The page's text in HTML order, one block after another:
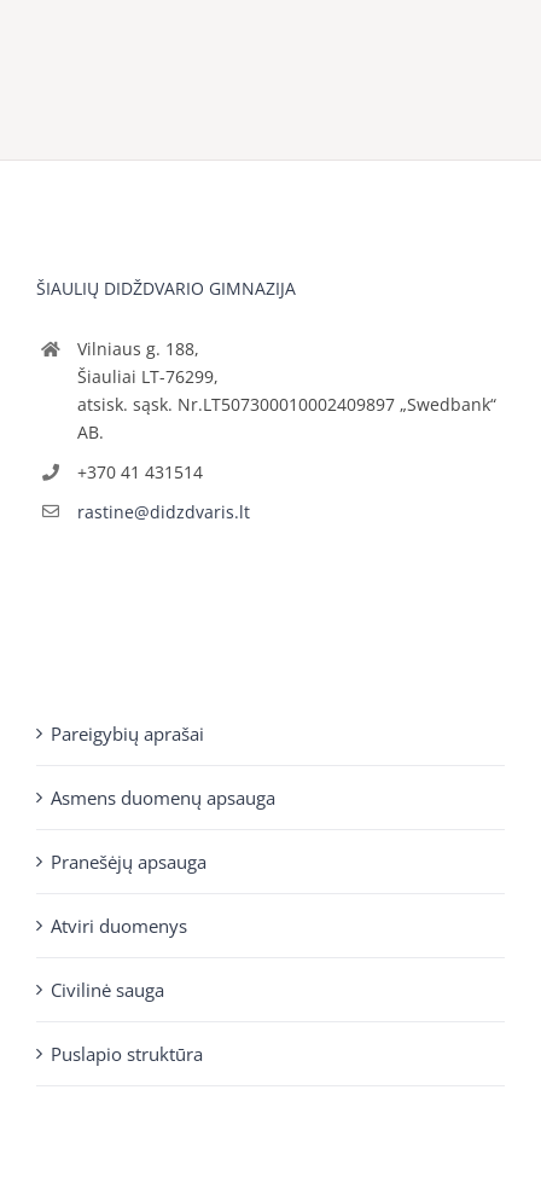
ŠIAULIŲ DIDŽDVARIO GIMNAZIJA
Vilniaus g. 188,
Šiauliai LT-76299,
atsisk. sąsk. Nr.LT507300010002409897 „Swedbank“
AB.
+370 41 431514
rastine@didzdvaris.lt
Pareigybių aprašai
Asmens duomenų apsauga
Pranešėjų apsauga
Atviri duomenys
Civilinė sauga
Puslapio struktūra